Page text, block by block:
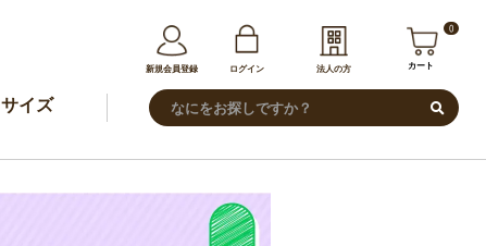
新規会員登録 ログイン 法人の方
0
カート
サイズ